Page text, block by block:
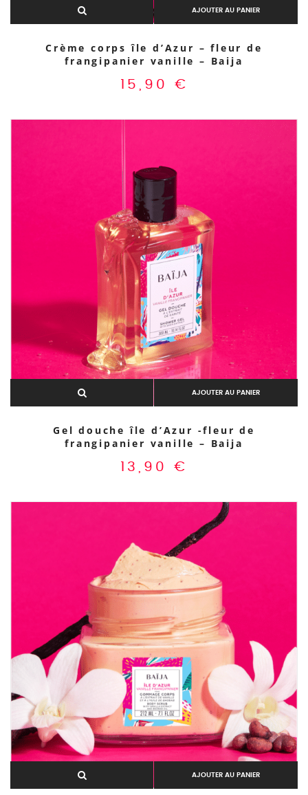
AJOUTER AU PANIER
Crème corps île d’Azur – fleur de
frangipanier vanille – Baija
15,90 €
AJOUTER AU PANIER
Gel douche île d’Azur -fleur de
frangipanier vanille – Baija
13,90 €
AJOUTER AU PANIER